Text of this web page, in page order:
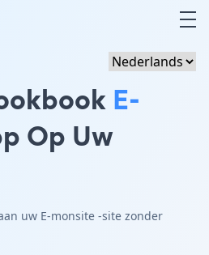
E-
Op Uw
uw E-monsite -site zonder